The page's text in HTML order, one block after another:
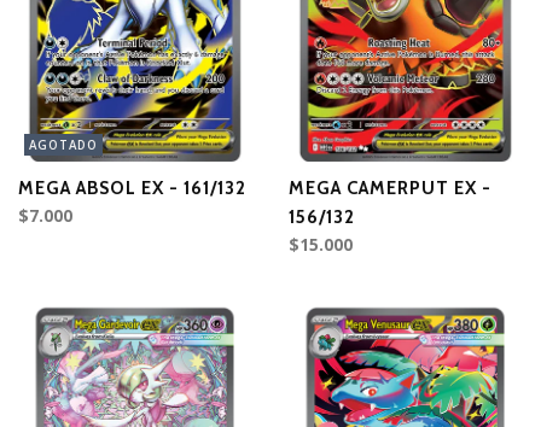
AGOTADO
MEGA ABSOL EX - 161/132
$7.000
MEGA CAMERPUT EX -
156/132
$15.000